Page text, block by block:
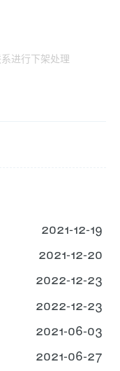
进行下架处理
2021-12-19
2021-12-20
2022-12-23
2022-12-23
2021-06-03
2021-06-27